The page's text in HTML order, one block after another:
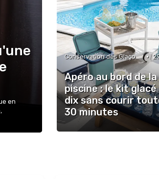
en
Conservation des Glaçons •
Apéro au bord de la
piscine : le kit
dix sans courir
30 minutes